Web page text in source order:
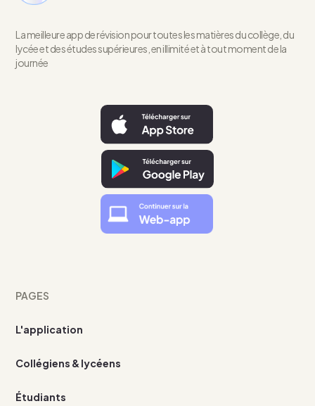
La meilleure app de révision pour toutes les matières du collège, du
lycée et des études supérieures, en illimité et à tout moment de la
journée
PAGES
L'application
Collégiens & lycéens
Étudiants